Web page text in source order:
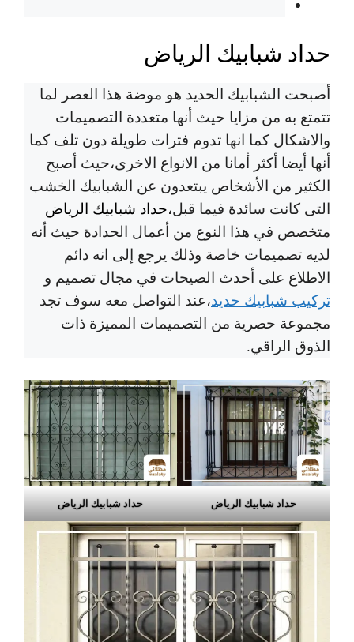
حداد شبابيك الرياض
أصبحت الشبابيك الحديد هو موضة هذا العصر لما
تتمتع به من مزايا حيث أنها متعددة التصميمات
والاشكال كما انها تدوم فترات طويلة دون تلف كما
أنها أيضا أكثر أمانا من الانواع الاخرى،حيث أصبح
الكثير من الأشخاص يبتعدون عن الشبابيك الخشب
التى كانت سائدة فيما قبل،حداد شبابيك الرياض
متخصص في هذا النوع من أعمال الحدادة حيث أنه
لديه تصميمات خاصة وذلك يرجع إلى انه دائم
الاطلاع على أحدث الصيحات في مجال تصميم و
تركيب شبابيك حديد،عند التواصل معه سوف تجد
مجموعة حصرية من التصميمات المميزة ذات
الذوق الراقي.
حداد شبابيك الرياض حداد شبابيك الرياض